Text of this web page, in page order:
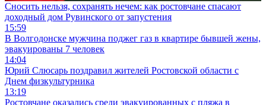
Сносить нельзя, сохранять нечем: как ростовчане спасают
доходный дом Рувинского от запустения
15:59
В Волгодонске мужчина поджег газ в квартире бывшей жены,
эвакуированы 7 человек
14:04
Юрий Слюсарь поздравил жителей Ростовской области с
Днем физкультурника
13:19
Ростовчане оказались среди эвакуированных с пляжа в